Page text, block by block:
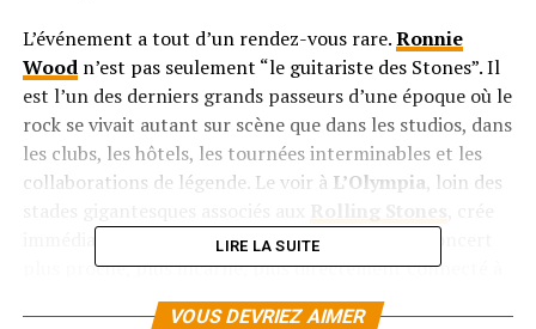
L’événement a tout d’un rendez-vous rare.Ronnie
Woodn’est pas seulement “le guitariste des Stones”. Il
est l’un des derniers grands passeurs d’une époque où le
rock se vivait autant sur scène que dans les studios, dans
les clubs, les hôtels, les tournées interminables et les
collaborations de légende. Le voir à L’Olympia, loin des
immédiatement une autre attente : celle d’un concert
plus proche, plus incarné, plus directement connecté à
son histoire personnelle.
LIRE LA SUITE
VOUS DEVRIEZ AIMER